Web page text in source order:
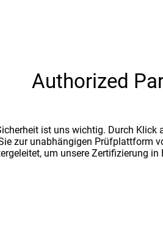
Authorized
ist uns wichtig. Durch Klick
zur unabhängigen Prüfplattform
um unsere Zertifizierung in